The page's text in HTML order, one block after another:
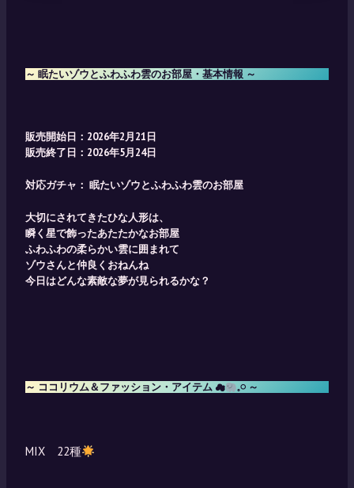
～ 眠たいゾウとふわふわ雲のお部屋・基本情報 ～
販売開始日：2026年2月21日
販売終了日：2026年5月24日
対応ガチャ：眠たいゾウとふわふわ雲のお部屋
大切にされてきたひな人形は、
瞬く星で飾ったあたたかなお部屋
ふわふわの柔らかい雲に囲まれて
ゾウさんと仲良くおねんね
今日はどんな素敵な夢が見られるかな？
～ ココリウム＆ファッション・アイテム ☁ 𓈒𓏸 ～
MIX 22種